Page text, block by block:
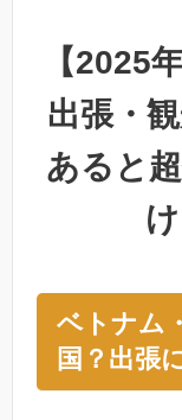
【2025
出張・
あると
ベトナム
国？出張